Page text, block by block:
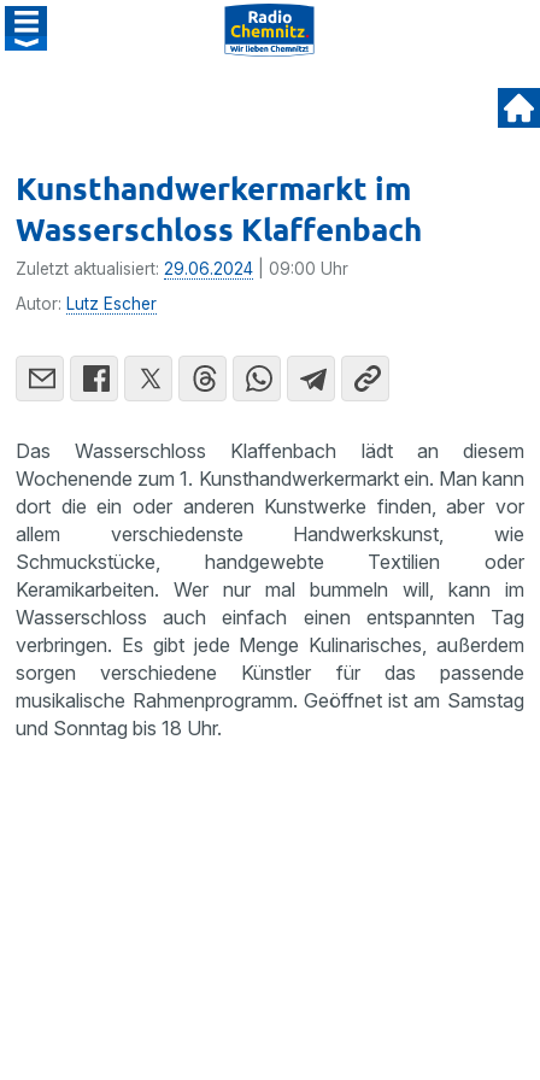
Kunsthandwerkermarkt im
Wasserschloss Klaffenbach
Zuletzt aktualisiert:29.06.2024 | 09:00 Uhr
Autor: Lutz Escher
Das Wasserschloss Klaffenbach lädt an diesem
Wochenende zum 1. Kunsthandwerkermarkt ein. Man kann
dort die ein oder anderen Kunstwerke finden, aber vor
allem verschiedenste Handwerkskunst, wie
Schmuckstücke, handgewebte Textilien oder
Keramikarbeiten. Wer nur mal bummeln will, kann im
Wasserschloss auch einfach einen entspannten Tag
verbringen. Es gibt jede Menge Kulinarisches, außerdem
sorgen verschiedene Künstler für das passende
musikalische Rahmenprogramm. Geöffnet ist am Samstag
und Sonntag bis 18 Uhr.